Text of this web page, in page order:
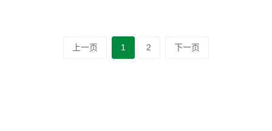
上一页 1 2 下一页